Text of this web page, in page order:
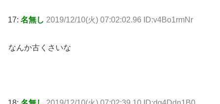
17: 名無し 2019/12/10(火) 07:02:02.96 ID:v4Bo1rmNr
なんか古くさいな